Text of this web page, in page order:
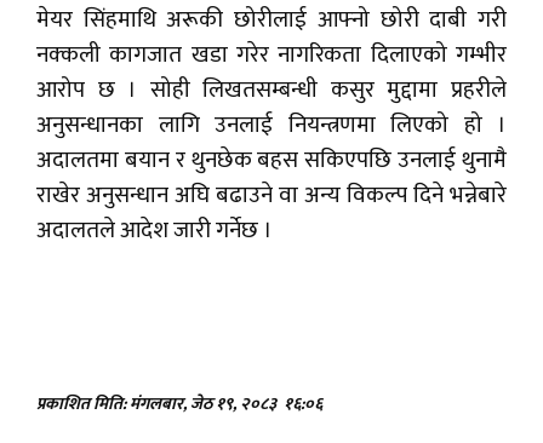
मेयर सिंहमाथि अरूकी छोरीलाई आफ्नो छोरी दाबी गरी
नक्कली कागजात खडा गरेर नागरिकता दिलाएको गम्भीर
आरोप छ । सोही लिखतसम्बन्धी कसुर मुद्दामा प्रहरीले
अनुसन्धानका लागि उनलाई नियन्त्रणमा लिएको हो ।
अदालतमा बयान र थुनछेक बहस सकिएपछि उनलाई थुनामै
राखेर अनुसन्धान अघि बढाउने वा अन्य विकल्प दिने भन्नेबारे
अदालतले आदेश जारी गर्नेछ ।
प्रकाशित मिति: मंगलबार, जेठ १९, २०८३ १६:०६